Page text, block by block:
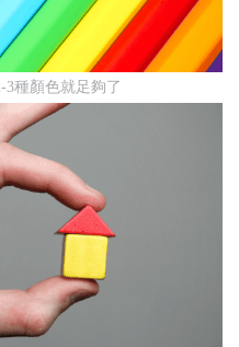
種顏色就足夠了